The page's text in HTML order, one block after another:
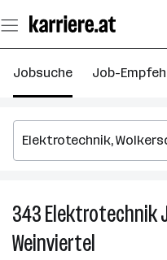
Seiteninhalt
springen
Jobsuche Job-
343Elektrotechnik
Weinviertel